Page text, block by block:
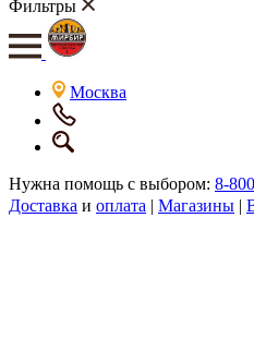
Фильтры
Москва
Нужна помощь с выбором: 8-
Доставка и оплата | Магазины |